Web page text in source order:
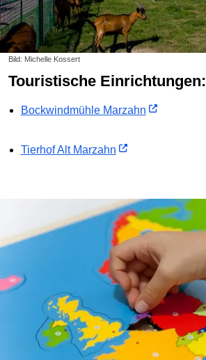
Bild: Michelle Kossert
Touristische Einrichtungen:
Bockwindmühle Marzahn
Tierhof Alt Marzahn